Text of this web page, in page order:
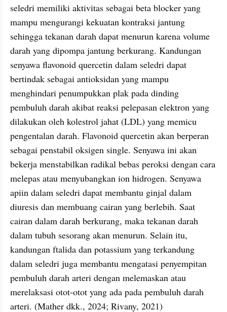
seledri memiliki aktivitas sebagai beta blocker yang
mampu mengurangi kekuatan kontraksi jantung
sehingga tekanan darah dapat menurun karena volume
darah yang dipompa jantung berkurang. Kandungan
senyawa flavonoid quercetin dalam seledri dapat
bertindak sebagai antioksidan yang mampu
menghindari penumpukkan plak pada dinding
pembuluh darah akibat reaksi pelepasan elektron yang
dilakukan oleh kolestrol jahat (LDL) yang memicu
pengentalan darah. Flavonoid quercetin akan berperan
sebagai penstabil oksigen single. Senyawa ini akan
bekerja menstabilkan radikal bebas peroksi dengan cara
melepas atau menyubangkan ion hidrogen. Senyawa
apiin dalam seledri dapat membantu ginjal dalam
diuresis dan membuang cairan yang berlebih. Saat
cairan dalam darah berkurang, maka tekanan darah
dalam tubuh sesorang akan menurun. Selain itu,
kandungan ftalida dan potassium yang terkandung
dalam seledri juga membantu mengatasi penyempitan
pembuluh darah arteri dengan melemaskan atau
merelaksasi otot-otot yang ada pada pembuluh darah
arteri. (Mather dkk., 2024; Rivany, 2021)